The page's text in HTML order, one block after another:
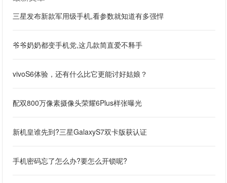
三星发布新款军用级手机,看参数就知道有多强悍
爷爷奶奶都变手机党,这几款简直爱不释手
vivoS6体验，还有什么比它更能讨好姑娘？
配双800万像素摄像头荣耀6Plus样张曝光
新机皇谁先到?三星GalaxyS7双卡版获认证
手机密码忘了怎么办?要怎么开锁呢?